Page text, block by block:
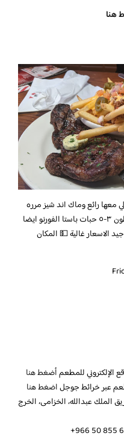
هنا
رائع وماك اند شيز مرره
لذيذه وكثيره مو مثل المطاعم الثانيه يحطون ٣-٥ حبات باستا الفورنو ايضا
الاسعار غالية 💵 المكان
الإلكتروني للمطعمأضغط هنا
عبر خرائط جوجلاضغط هنا
طريق الملك عبدالله، الخزامى، الخرج